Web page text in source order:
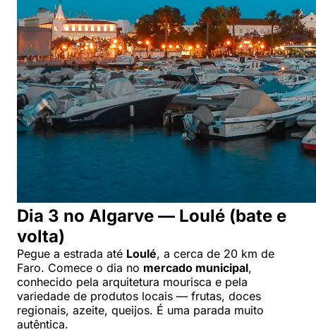
Dia 3 no Algarve — Loulé (bate e
volta)
Pegue a estrada até Loulé, a cerca de 20 km de
Faro. Comece o dia no mercado municipal,
conhecido pela arquitetura mourisca e pela
variedade de produtos locais — frutas, doces
regionais, azeite, queijos. É uma parada muito
autêntica.